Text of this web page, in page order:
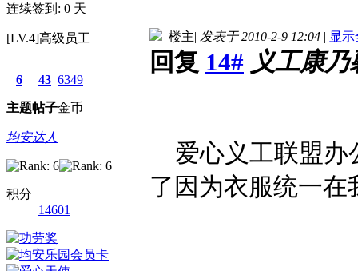
连续签到: 0 天
[LV.4]高级员工
6
主题
43
帖子
6349
金币
均安达人
积分
14601
楼主| 发表于 2010-2-9 12:04 | 显
回复 14# 义工康乃
爱心义工联盟办
了因为衣服统一在